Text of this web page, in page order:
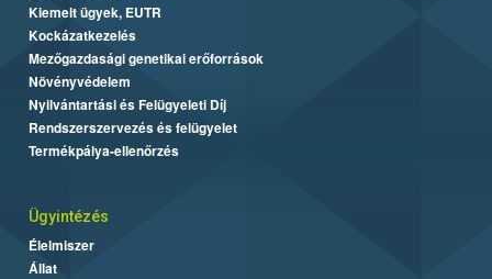
Kiemelt ügyek, EUTR
Kockázatkezelés
Mezőgazdasági genetikai erőforrások
Növényvédelem
Nyilvántartási és Felügyeleti Díj
Rendszerszervezés és felügyelet
Termékpálya-ellenőrzés
Ügyintézés
Élelmiszer
Állat